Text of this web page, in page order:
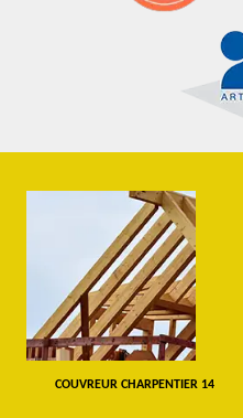
COUVREUR CHARPENTIER 14